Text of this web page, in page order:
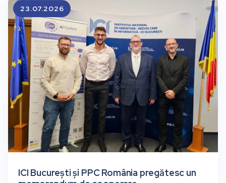
ICI București și PPC România pregătesc un
23.07.2026